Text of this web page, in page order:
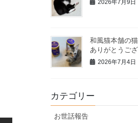
2026年7月9日
和風猫本舗の
ありがとうご
2026年7月4日
カテゴリー
お世話報告